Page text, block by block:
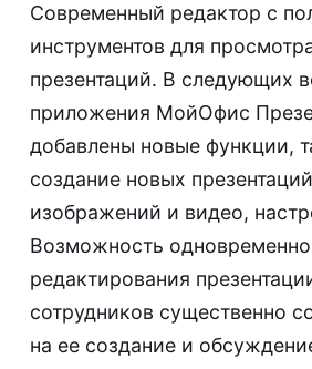
Современный редактор с
инструментов для
презентаций. В следующих
приложения МойОфис
добавлены новые функции,
создание новых
изображений и видео,
Возможность
редактирования
сотрудников существенно
на ее создание и